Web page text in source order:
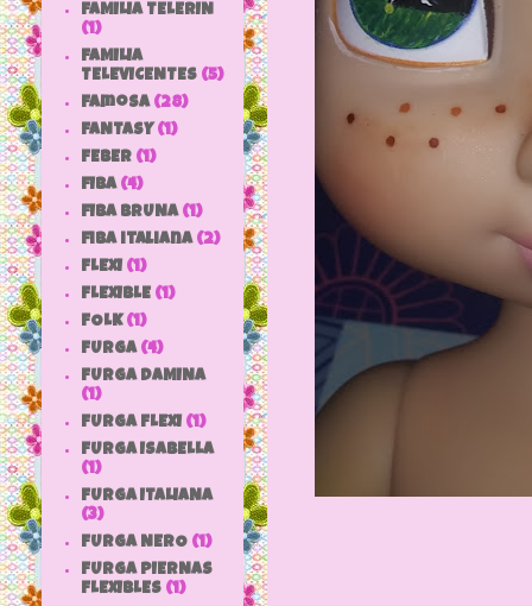
FAMILIA TELERIN
(1)
FAMILIA
TELEVICENTES (5)
Famosa (28)
FANTASY (1)
FEBER (1)
FIBA (4)
FIBA BRUNA (1)
fiba italiana (2)
FLEXI (1)
FLEXIBLE (1)
FOLK (1)
FURGA (4)
FURGA DAMINA
(1)
FURGA FLEXI (1)
FURGA ISABELLA
(1)
FURGA ITALIANA
(3)
FURGA NERO (1)
FURGA PIERNAS
FLEXIBLES (1)